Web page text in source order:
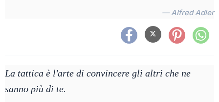
— Alfred Adler
La tattica è l'arte di convincere gli altri che ne
sanno più di te.